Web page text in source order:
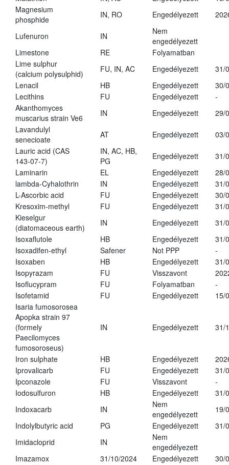
Magnesium
phosphide
IN, RO Engedélyezett
Lufenuron IN
Nem
engedélyezett
Limestone
RE
Folyamatban
Lime sulphur
(calcium polysulphid)
FU, IN, AC Engedélyezett
31/
Lenacil
HB Engedélyezett
30/
Lecithins
FU Engedélyezett
-
Akanthomyces
muscarius strain Ve6
IN Engedélyezett
29/
Lavandulyl
senecioate
AT Engedélyezett
03/
Lauric acid (CAS
143-07-7)
IN, AC, HB,
PG
Engedélyezett
31/
Laminarin
EL Engedélyezett
28/
lambda-Cyhalothrin
IN Engedélyezett
31/
L-Ascorbic acid
FU Engedélyezett
30/
Kresoxim-methyl
FU Engedélyezett
31/
Kieselgur
(diatomaceous earth)
IN Engedélyezett
31/
Isoxaflutole
HB Engedélyezett
31/
Isoxadifen-ethyl
Safener Not PPP
-
Isoxaben
HB Engedélyezett
31/
Isopyrazam
FU Visszavont
Isoflucypram
FU Folyamatban
-
Isofetamid
FU Engedélyezett
15/
Isaria fumosorosea
Apopka strain 97
(formely
Paecilomyces
fumosoroseus)
IN Engedélyezett 31/
Iron sulphate HB Engedélyezett
Iprovalicarb
FU Engedélyezett
31/
Ipconazole
FU Visszavont
-
Iodosulfuron
HB Engedélyezett
31/
Indoxacarb
IN
Nem
engedélyezett
19/
Indolylbutyric acid
PG Engedélyezett
31/
Imidacloprid
IN
Nem
engedélyezett
Imazamox
31/10/2024 Engedélyezett
30/